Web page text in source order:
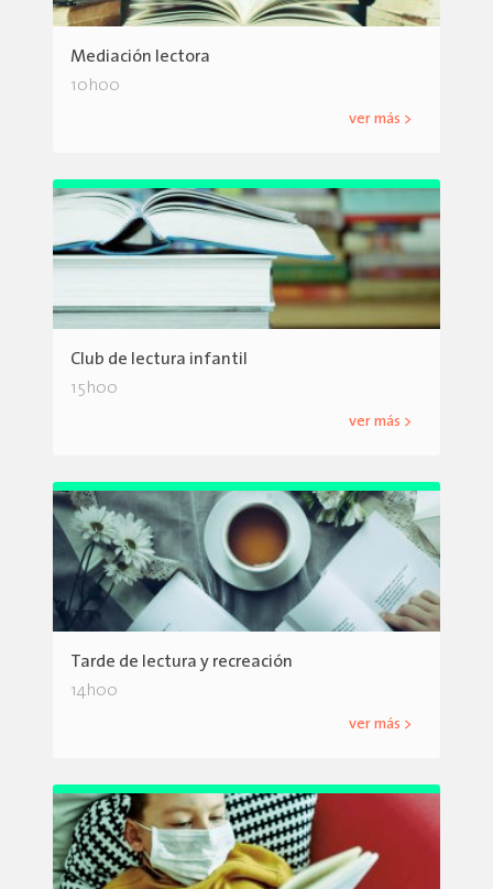
Mediación lectora
10h00
ver más >
Club de lectura infantil
15h00
ver más >
Tarde de lectura y recreación
14h00
ver más >